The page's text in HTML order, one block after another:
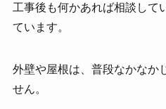
工事後も何かあれば相談して
ています。
外壁や屋根は、普段なかなか
せん。